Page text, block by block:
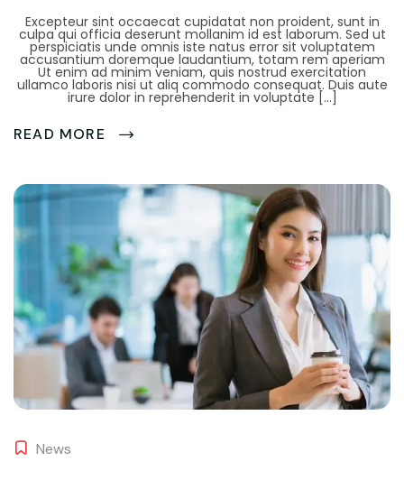
Excepteur sint occaecat cupidatat non proident, sunt in
culpa qui officia deserunt mollanim id est laborum. Sed ut
perspiciatis unde omnis iste natus error sit voluptatem
accusantium doremque laudantium, totam rem aperiam
Ut enim ad minim veniam, quis nostrud exercitation
ullamco laboris nisi ut aliq commodo consequat. Duis aute
irure dolor in reprehenderit in voluptate […]
READ MORE
News